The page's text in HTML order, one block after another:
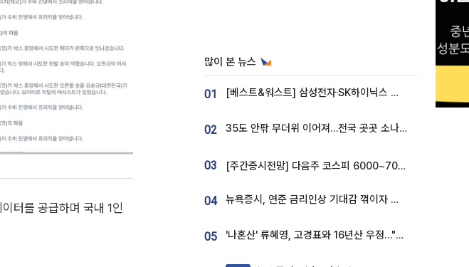
터를 공급하며 국내 1인
많이 본 뉴스
01 [베스트&워스트] 삼성전자·SK하이닉스 밀린 한 주…상상인증권은 85% 급등
02 35도 안팎 무더위 이어져…전국 곳곳 소나기 [오늘 날씨]
03 [주간증시전망] 다음주 코스피 6000~7000⋯“外人 수급은 정책이 변수”
04 뉴욕증시, 연준 금리인상 기대감 꺾이자 상승...S&P500 사상 최고치 [종합]
05 '나혼산' 류혜영, 고경표와 16년산 우정…"자취방서 부모님과 마주쳐"